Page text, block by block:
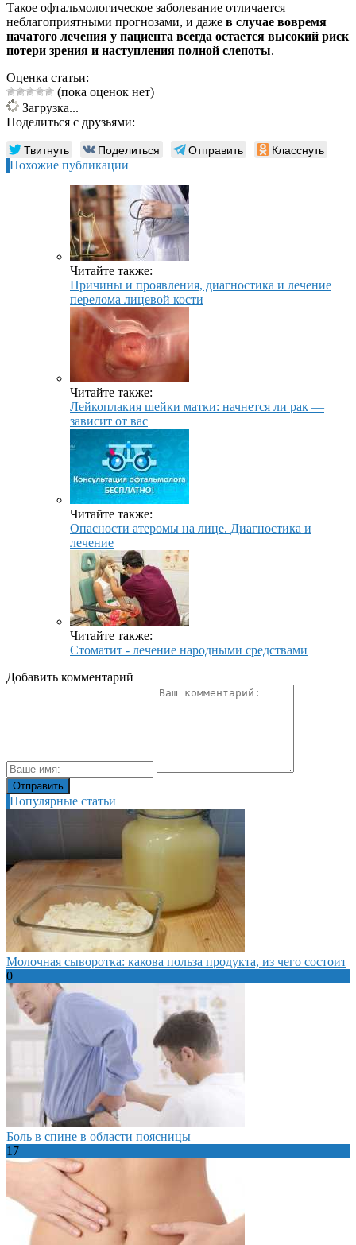
Такое офтальмологическое заболевание отличается
неблагоприятными прогнозами, и даже в случае вовремя
начатого лечения у пациента всегда остается высокий риск
потери зрения и наступления полной слепоты.
Оценка статьи:
(пока оценок нет)
Загрузка...
Поделиться с друзьями:
Твитнуть Поделиться Отправить Класснуть
Похожие публикации
Читайте также:
Причины и проявления, диагностика и лечение
перелома лицевой кости
Читайте также:
Лейкоплакия шейки матки: начнется ли рак —
зависит от вас
Читайте также:
Опасности атеромы на лице. Диагностика и
лечение
Читайте также:
Стоматит - лечение народными средствами
Добавить комментарий
Популярные статьи
Молочная сыворотка: какова польза продукта, из чего состоит
0
Боль в спине в области поясницы
17